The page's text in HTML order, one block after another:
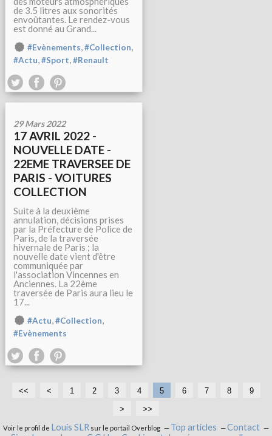
de 3.5 litres aux sonorités
envoûtantes. Le rendez-vous
est donné au Grand...
#Evènements,#Collection,
#Actu,#Sport,#Renault
29 Mars 2022
17 AVRIL 2022 -
NOUVELLE DATE -
22EME TRAVERSEE DE
PARIS - VOITURES
COLLECTION
Suite à la deuxième
annulation, décisions prises
par la Préfecture de Police de
Paris, de la traversée
hivernale de Paris ; la
nouvelle date vient d'être
communiquée par
l'association Vincennes en
Anciennes. La 22ème
traversée de Paris aura lieu le
17...
#Actu,#Collection,
#Evènements
<< < 1 2 3 4 5 6 7 8
9
>
>>
Voir le profil de Louis SLR sur le portail Overblog Top articles
Contact